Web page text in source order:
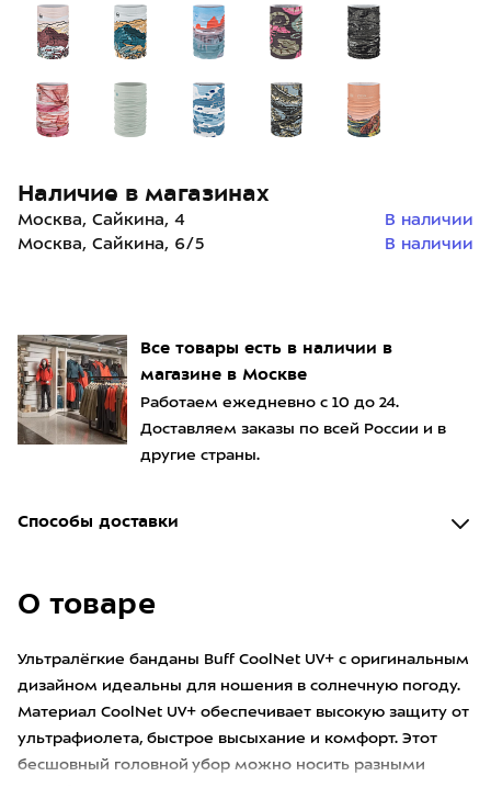
Все товары есть в наличии в
магазине в Москве
Работаем ежедневно с 10 до 24.
Доставляем заказы по всей России и в
другие страны.
Способы доставки
О товаре
Ультралёгкие банданы Buff CoolNet UV+ с оригинальным
дизайном идеальны для ношения в солнечную погоду.
Материал CoolNet UV+ обеспечивает высокую защиту от
ультрафиолета, быстрое высыхание и комфорт. Этот
бесшовный головной убор можно носить разными
Наличие в магазинах
Москва, Сайкина, 4
В наличии
Москва, Сайкина, 6/5
В наличии